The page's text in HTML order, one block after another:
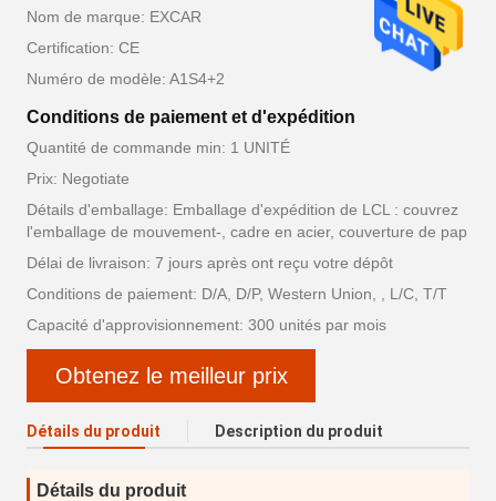
Nom de marque: EXCAR
Certification: CE
Numéro de modèle: A1S4+2
Conditions de paiement et d'expédition
Quantité de commande min: 1 UNITÉ
Prix: Negotiate
Détails d'emballage: Emballage d'expédition de LCL : couvrez
l'emballage de mouvement-, cadre en acier, couverture de pap
Délai de livraison: 7 jours après ont reçu votre dépôt
Conditions de paiement: D/A, D/P, Western Union, , L/C, T/T
Capacité d'approvisionnement: 300 unités par mois
Obtenez le meilleur prix
Détails du produit Description du produit
Détails du produit